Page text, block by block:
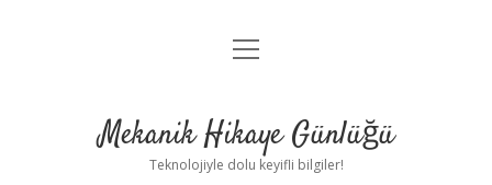
Anasayfa
Yasal Uyarı
menüyü
Mekanik Hikaye Günlüğü
Teknolojiyle dolu keyifli bilgiler!